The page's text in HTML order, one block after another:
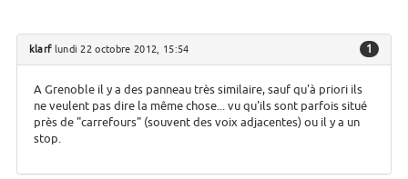
klarflundi 22 octobre 2012, 15:54 1
A Grenoble il y a des panneau très similaire, sauf qu'à priori ils
ne veulent pas dire la même chose... vu qu'ils sont parfois situé
près de "carrefours" (souvent des voix adjacentes) ou il y a un
stop.